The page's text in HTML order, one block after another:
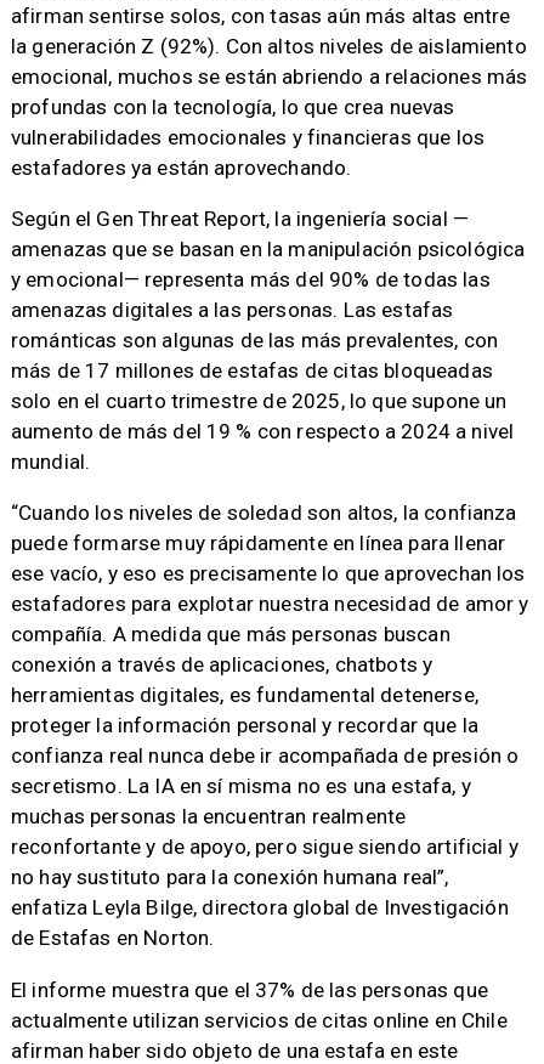
afirman sentirse solos, con tasas aún más altas entre
la generación Z (92%). Con altos niveles de aislamiento
emocional, muchos se están abriendo a relaciones más
profundas con la tecnología, lo que crea nuevas
vulnerabilidades emocionales y financieras que los
estafadores ya están aprovechando.
Según el Gen Threat Report, la ingeniería social —
amenazas que se basan en la manipulación psicológica
y emocional— representa más del 90% de todas las
amenazas digitales a las personas. Las estafas
románticas son algunas de las más prevalentes, con
más de 17 millones de estafas de citas bloqueadas
solo en el cuarto trimestre de 2025, lo que supone un
aumento de más del 19 % con respecto a 2024 a nivel
mundial.
“Cuando los niveles de soledad son altos, la confianza
puede formarse muy rápidamente en línea para llenar
ese vacío, y eso es precisamente lo que aprovechan los
estafadores para explotar nuestra necesidad de amor y
compañía. A medida que más personas buscan
conexión a través de aplicaciones, chatbots y
herramientas digitales, es fundamental detenerse,
proteger la información personal y recordar que la
confianza real nunca debe ir acompañada de presión o
secretismo. La IA en sí misma no es una estafa, y
muchas personas la encuentran realmente
reconfortante y de apoyo, pero sigue siendo artificial y
no hay sustituto para la conexión humana real”,
enfatiza Leyla Bilge, directora global de Investigación
de Estafas en Norton.
El informe muestra que el 37% de las personas que
actualmente utilizan servicios de citas online en Chile
afirman haber sido objeto de una estafa en este